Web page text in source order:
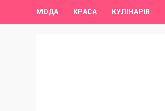
МОДА КРАСА КУЛІНАРІЯ